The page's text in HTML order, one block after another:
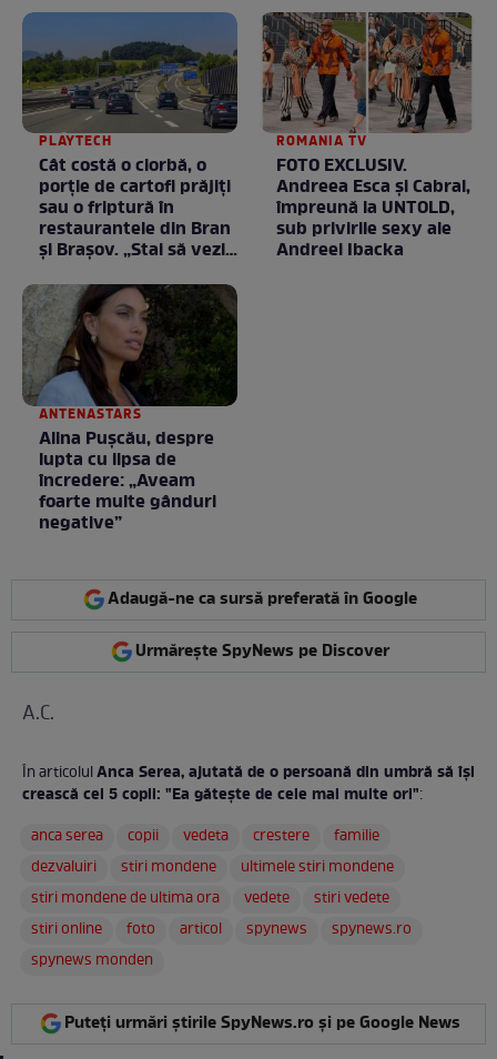
PLAYTECH
Cât costă o ciorbă, o
porţie de cartofi prăjiţi
sau o friptură în
restaurantele din Bran
şi Braşov. „Stai să vezi
ROMANIA TV
FOTO EXCLUSIV.
Andreea Esca şi Cabral,
împreună la UNTOLD,
sub privirile sexy ale
Andreei Ibacka
ANTENASTARS
Alina Pușcău, despre
lupta cu lipsa de
încredere: „Aveam
foarte multe gânduri
negative”
Adaugă-ne ca sursă preferată în Google
Urmărește SpyNews pe Discover
A.C.
În articolulAnca Serea, ajutată de o persoană din umbră să își
crească cei 5 copii: "Ea gătește de cele mai multe ori":
anca serea
copii vedeta crestere
familie
dezvaluiri
stiri mondene
ultimele stiri mondene
stiri mondene de ultima ora
vedete
stiri vedete
stiri online
foto articol spynews
spynews.ro
spynews monden
Puteți urmări știrile SpyNews.ro și pe Google News